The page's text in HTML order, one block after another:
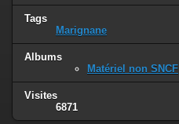
Tags
Marignane
Albums
Matériel non SNCF
Visites
6871